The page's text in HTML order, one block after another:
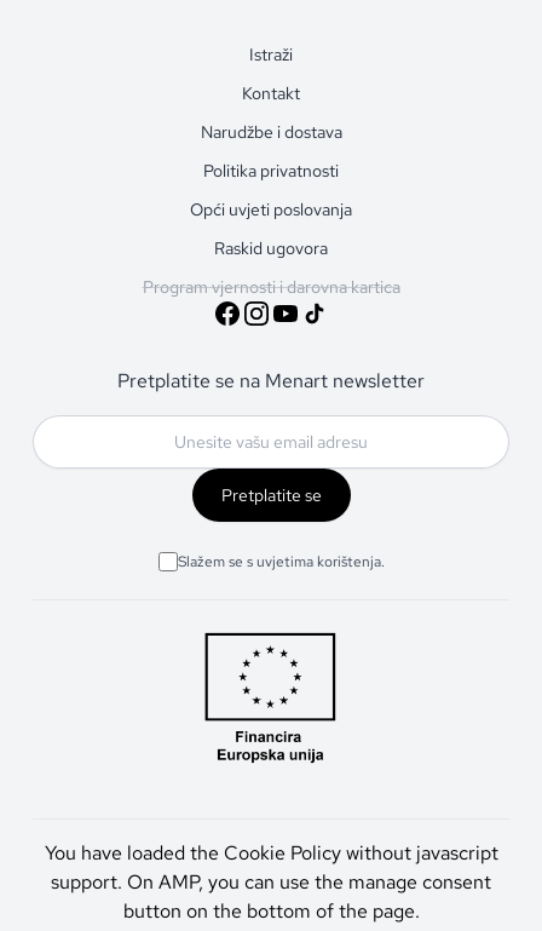
Istraži
Kontakt
Narudžbe i dostava
Politika privatnosti
Opći uvjeti poslovanja
Raskid ugovora
Program vjernosti i darovna kartica
Pretplatite se na Menart newsletter
Pretplatite se
Slažem se s uvjetima korištenja.
You have loaded the Cookie Policy without javascript
support. On AMP, you can use the manage consent
button on the bottom of the page.